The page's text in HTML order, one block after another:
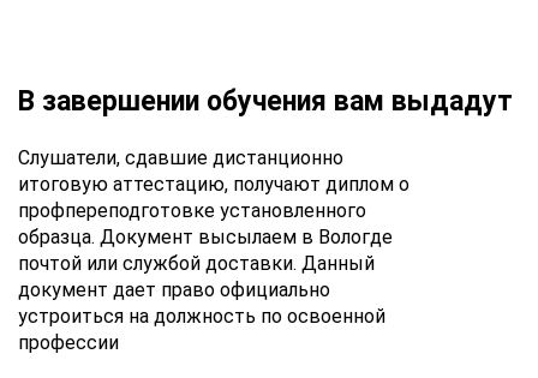
В завершении обучения вам выдадут
Слушатели, сдавшие дистанционно
итоговую аттестацию, получают диплом о
профпереподготовке установленного
образца. Документ высылаем в Вологде
почтой или службой доставки. Данный
документ дает право официально
устроиться на должность по освоенной
профессии